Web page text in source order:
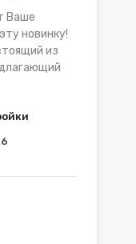
Ваше
новинку!
из